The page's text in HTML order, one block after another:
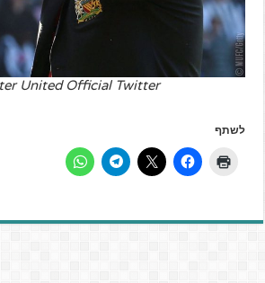
United Official Twitter
לשתף